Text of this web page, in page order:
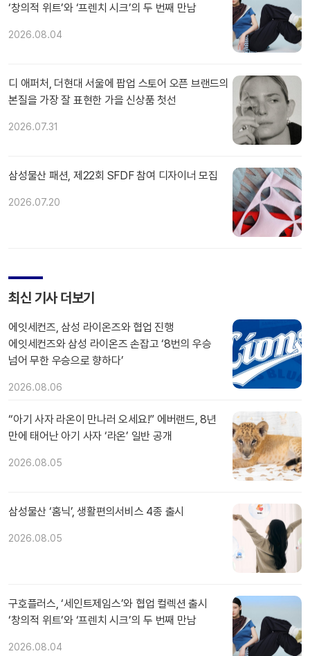
‘창의적 위트’와 ‘프렌치 시크’의 두 번째 만남
2026.08.04
디 애퍼처, 더현대 서울에 팝업 스토어 오픈 브랜드의
본질을 가장 잘 표현한 가을 신상품 첫선
2026.07.31
삼성물산 패션, 제22회 SFDF 참여 디자이너 모집
2026.07.20
최신 기사 더보기
에잇세컨즈, 삼성 라이온즈와 협업 진행
에잇세컨즈와 삼성 라이온즈 손잡고 ‘8번의 우승
넘어 무한 우승으로 향하다’
2026.08.06
“아기 사자 라온이 만나러 오세요!” 에버랜드, 8년
만에 태어난 아기 사자 ‘라온’ 일반 공개
2026.08.05
삼성물산 ‘홈닉’, 생활편의서비스 4종 출시
2026.08.05
구호플러스, ‘세인트제임스’와 협업 컬렉션 출시
‘창의적 위트’와 ‘프렌치 시크’의 두 번째 만남
2026.08.04